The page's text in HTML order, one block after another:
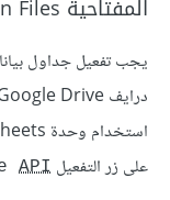
المفتاحية Token Files
يجب تفعيل جداول
على زر التفعيل API